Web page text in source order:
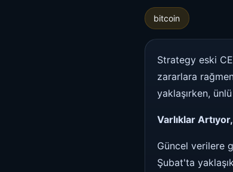
bitcoin
Strategy eski
zararlara
yaklaşırken,
Varlıklar
Güncel verilere
Şubat'ta